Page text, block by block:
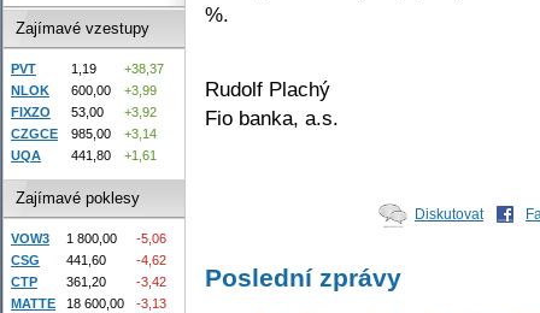
%.
Rudolf Plachý
Fio banka, a.s.
Diskutovat
Poslední zprávy
Zajímavé vzestupy
PVT 1,19
+38,37
NLOK
600,00
+3,99
FIXZO
53,00
+3,92
CZGCE
985,00
+3,14
UQA
441,80 +1,61
Zajímavé poklesy
VOW3 1 800,00
-5,06
CSG
441,60
-4,62
CTP
361,20
-3,42
MATTE
18 600,00
-3,13